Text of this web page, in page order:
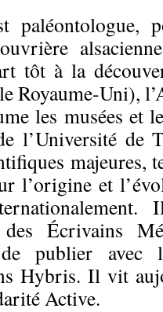
paléontologue,
tôt à la
Royaume-Uni),
les musées et
l’Université de
majeures,
l’origine et
Écrivains
publier avec
Hybris. Il vit
Active.